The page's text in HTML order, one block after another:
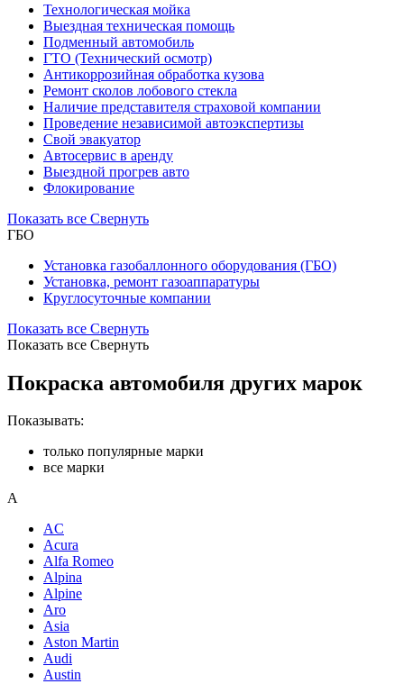
Технологическая мойка
Выездная техническая помощь
Подменный автомобиль
ГТО (Технический осмотр)
Антикоррозийная обработка кузова
Ремонт сколов лобового стекла
Наличие представителя страховой компании
Проведение независимой автоэкспертизы
Свой эвакуатор
Автосервис в аренду
Выездной прогрев авто
Флокирование
Показать все Свернуть
ГБО
Установка газобаллонного оборудования (ГБО)
Установка, ремонт газоаппаратуры
Круглосуточные компании
Показать все Свернуть
Показать все Свернуть
Покраска автомобиля других марок
Показывать:
только популярные марки
все марки
A
AC
Acura
Alfa Romeo
Alpina
Alpine
Aro
Asia
Aston Martin
Audi
Austin